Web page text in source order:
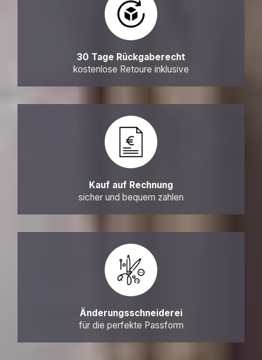
30 Tage Rückgaberecht
kostenlose Retoure inklusive
Kauf auf Rechnung
sicher und bequem zahlen
Änderungsschneiderei
für die perfekte Passform